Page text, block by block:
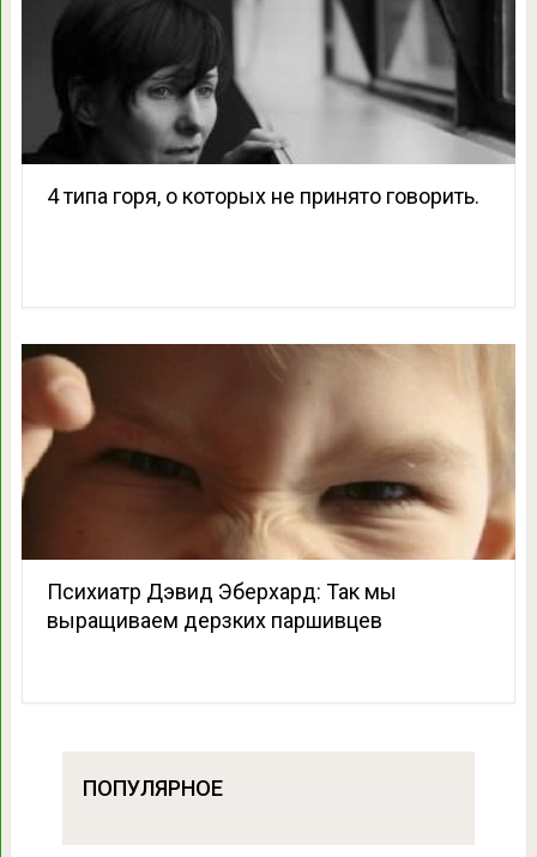
4 типа горя, о которых не принято говорить.
Психиатр Дэвид Эберхард: Так мы
выращиваем дерзких паршивцев
ПОПУЛЯРНОЕ